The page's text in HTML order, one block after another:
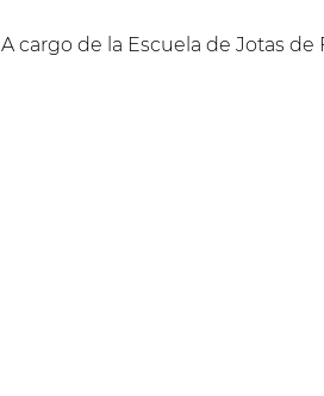
A cargo de la Escuela de Jotas de